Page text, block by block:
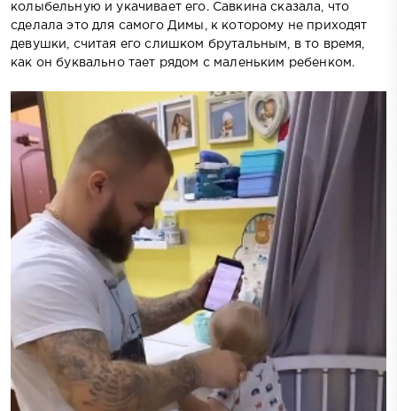
колыбельную и укачивает его. Савкина сказала, что
сделала это для самого Димы, к которому не приходят
девушки, считая его слишком брутальным, в то время,
как он буквально тает рядом с маленьким ребенком.